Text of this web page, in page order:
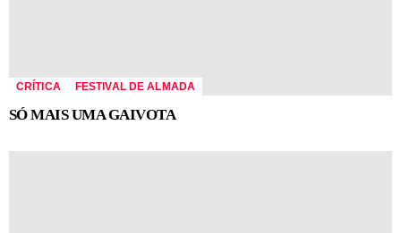
CRÍTICA FESTIVAL DE ALMADA
SÓ MAIS UMA GAIVOTA